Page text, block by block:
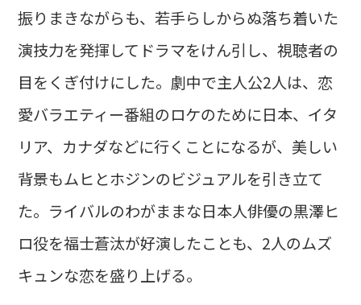
振りまきながらも、若手らしからぬ落ち着いた
演技力を発揮してドラマをけん引し、視聴者の
目をくぎ付けにした。劇中で主人公2人は、恋
愛バラエティー番組のロケのために日本、イタ
リア、カナダなどに行くことになるが、美しい
背景もムヒとホジンのビジュアルを引き立て
た。ライバルのわがままな日本人俳優の黒澤ヒ
ロ役を福士蒼汰が好演したことも、2人のムズ
キュンな恋を盛り上げる。